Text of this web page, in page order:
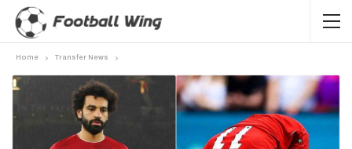
Home Transfer News